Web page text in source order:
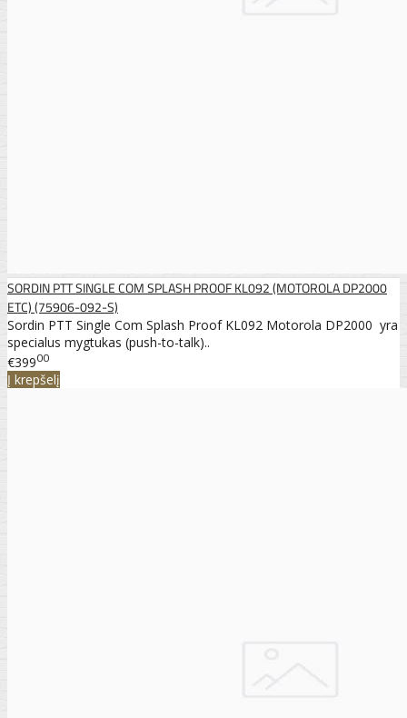
SORDIN PTT SINGLE COM SPLASH PROOF KL092 (MOTOROLA DP2000
ETC) (75906-092-S)
Sordin PTT Single Com Splash Proof KL092 Motorola DP2000 yra
specialus mygtukas (push-to-talk)..
€39900
Į krepšelį